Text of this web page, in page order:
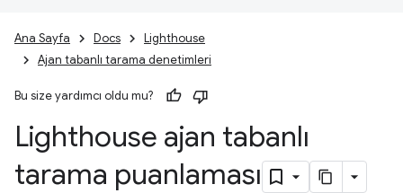
Ana Sayfa Docs
Lighthouse
Ajan tabanlı tarama denetimleri
Bu size yardımcı oldu mu?
Lighthouse ajan tabanlı
tarama puanlaması